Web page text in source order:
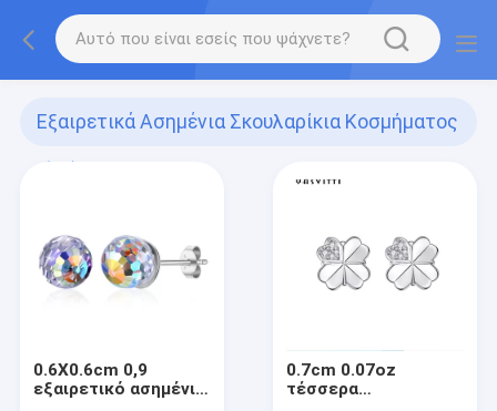
Εξαιρετικά Ασημένια Σκουλαρίκια Κοσμήματος
0.6X0.6cm 0,9
εξαιρετικό ασημένιο
0.7cm 0.07oz
τέσσερα